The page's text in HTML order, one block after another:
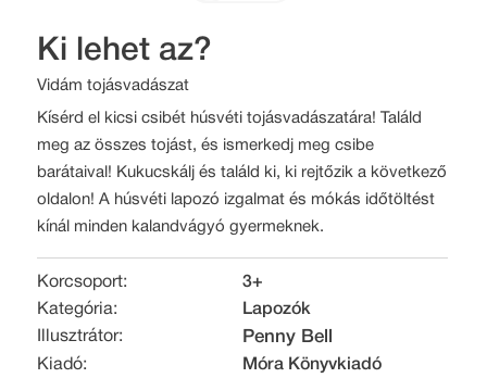
Ki lehet az?
Vidám tojásvadászat
Kísérd el kicsi csibét húsvéti tojásvadászatára! Találd
meg az összes tojást, és ismerkedj meg csibe
barátaival! Kukucskálj és találd ki, ki rejtőzik a következő
oldalon! A húsvéti lapozó izgalmat és mókás időtöltést
kínál minden kalandvágyó gyermeknek.
Korcsoport:
3+
Kategória:
Lapozók
Illusztrátor:
Penny Bell
Kiadó:
Móra Könyvkiadó